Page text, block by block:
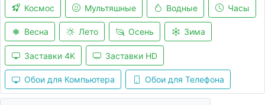
Космос Мультяшные Водные Часы
Весна Лето Осень Зима
Заставки 4K Заставки HD
Обои для Компьютера Обои для Телефона